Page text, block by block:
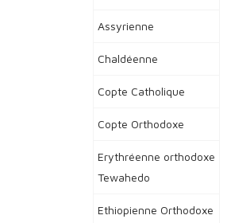
Assyrienne
Chaldéenne
Copte Catholique
Copte Orthodoxe
Erythréenne orthodoxe
Tewahedo
Ethiopienne Orthodoxe